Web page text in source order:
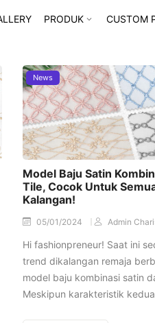
PRODUK CUSTOM
News
Model Baju Satin
Tile, Cocok Untuk
Kalangan!
05/01/2024 Admin
Hi fashionpreneur! Saat ini
trend dikalangan remaja
model baju kombinasi satin
Meskipun karakteristik